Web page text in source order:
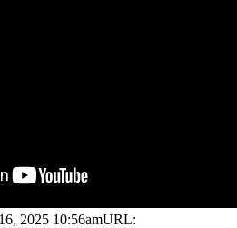
2025 10:56amURL: